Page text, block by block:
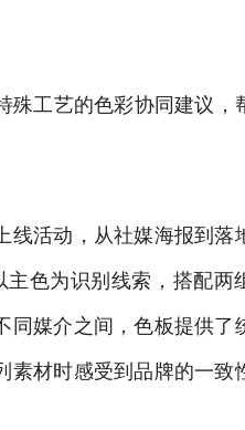
殊工艺的色彩协同建议，
线活动，从社媒海报到落
色为识别线索，搭配两
同媒介之间，色板提供了
素材时感受到品牌的一致